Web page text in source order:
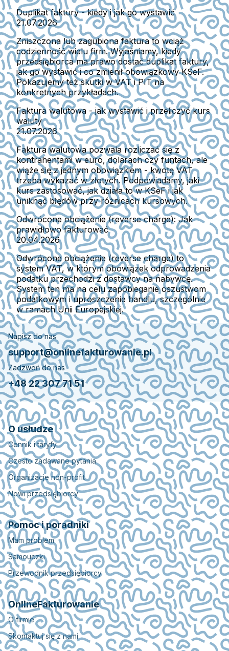
Duplikat faktury - kiedy i jak go wystawić
21.07.2026
Zniszczona lub zagubiona faktura to wciąż
codzienność wielu firm. Wyjaśniamy, kiedy
przedsiębiorca ma prawo dostać duplikat faktury,
jak go wystawić i co zmienił obowiązkowy KSeF.
Pokazujemy też skutki w VAT i PIT na
konkretnych przykładach.
Faktura walutowa - jak wystawić i przeliczyć kurs
waluty
21.07.2026
Faktura walutowa pozwala rozliczać się z
kontrahentami w euro, dolarach czy funtach, ale
wiąże się z jednym obowiązkiem - kwotę VAT
trzeba wykazać w złotych. Podpowiadamy, jaki
kurs zastosować, jak działa to w KSeF i jak
uniknąć błędów przy różnicach kursowych.
Odwrócone obciążenie (reverse charge): Jak
prawidłowo fakturować
20.04.2026
Odwrócone obciążenie (reverse charge) to
system VAT, w którym obowiązek odprowadzenia
podatku przechodzi z dostawcy na nabywcę.
System ten ma na celu zapobieganie oszustwom
podatkowym i uproszczenie handlu, szczególnie
w ramach Unii Europejskiej.
Napisz do nas
support@onlinefakturowanie.pl
Zadzwoń do nas
+48 22 307 71 51
O usłudze
Cennik i taryfy
Czesto zadawane pytania
Organizacje non-profit
Nowi przedsiębiorcy
Pomoc i poradniki
Mam problem
Samouczki
Przewodnik przedsiębiorcy
OnlineFakturowanie
O firmie
Skontaktuj się z nami